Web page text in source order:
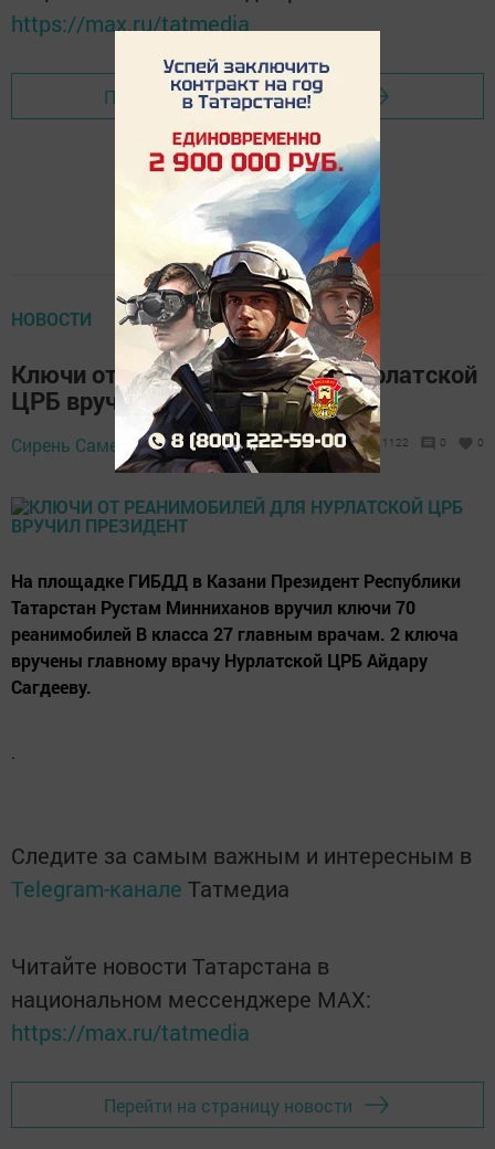
https://max.ru/tatmedia
Перейти на страницу новости
НОВОСТИ
Ключи от реанимобилей для Нурлатской
ЦРБ вручил Президент
Сирень Самерханова, 25 сентября 2019 -
07:05
1122 0 0
На площадке ГИБДД в Казани Президент Республики
Татарстан Рустам Минниханов вручил ключи 70
реанимобилей В класса 27 главным врачам. 2 ключа
вручены главному врачу Нурлатской ЦРБ Айдару
Сагдееву.
.
Следите за самым важным и интересным в
Telegram-канале Татмедиа
Читайте новости Татарстана в
национальном мессенджере MАХ:
https://max.ru/tatmedia
Перейти на страницу новости